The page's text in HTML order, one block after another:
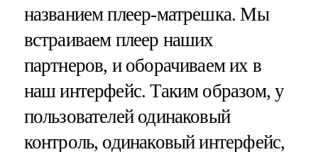
названием плеер-матрешка. Мы
встраиваем плеер наших
партнеров, и оборачиваем их в
наш интерфейс. Таким образом, у
пользователей одинаковый
контроль, одинаковый интерфейс,